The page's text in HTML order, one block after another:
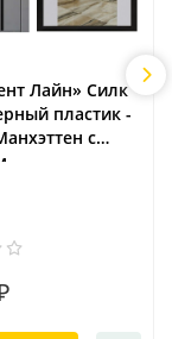
Лайн» Силк
пластик -
с